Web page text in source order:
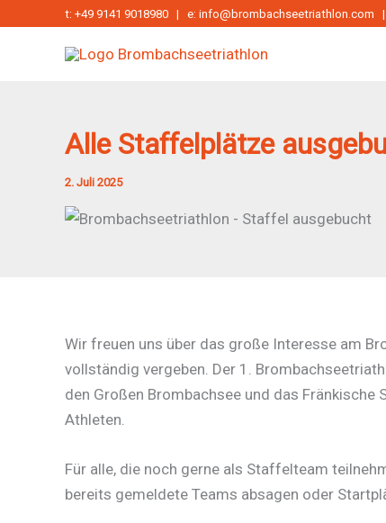
t: +49 9141 9018980 | e: info@brombachseetriathlon.com |
Alle Staffelplätze
2. Juli 2025
Wir freuen uns über das große Interesse am
vollständig vergeben. Der 1.
den Großen Brombachsee und das
Athleten.
Für alle, die noch gerne als Staffelteam
bereits gemeldete Teams absagen oder